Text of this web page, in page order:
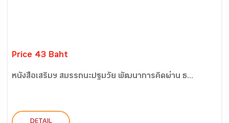
Price 43 Baht
หนังสือเสริมฯ สมรรถนะปฐมวัย พัฒนาการคิดผ่าน ธ...